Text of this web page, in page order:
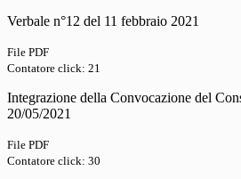
Verbale n°12 del 11 febbraio 2021
File PDF
Contatore click: 21
Integrazione della Convocazione del
20/05/2021
File PDF
Contatore click: 30